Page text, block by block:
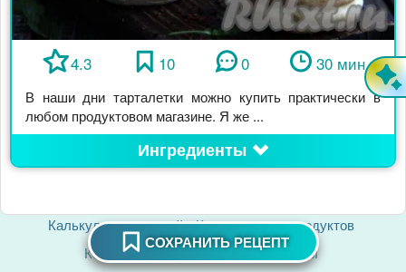
4.3 10 0 30 мин
В наши дни тарталетки можно купить практически в
любом продуктовом магазине. Я же ...
Ингредиенты
Калькулятор калорий
Калькуляторы продуктов
Контакты
О сайте
Наши кулинары
СОХРАНИТЬ РЕЦЕПТ